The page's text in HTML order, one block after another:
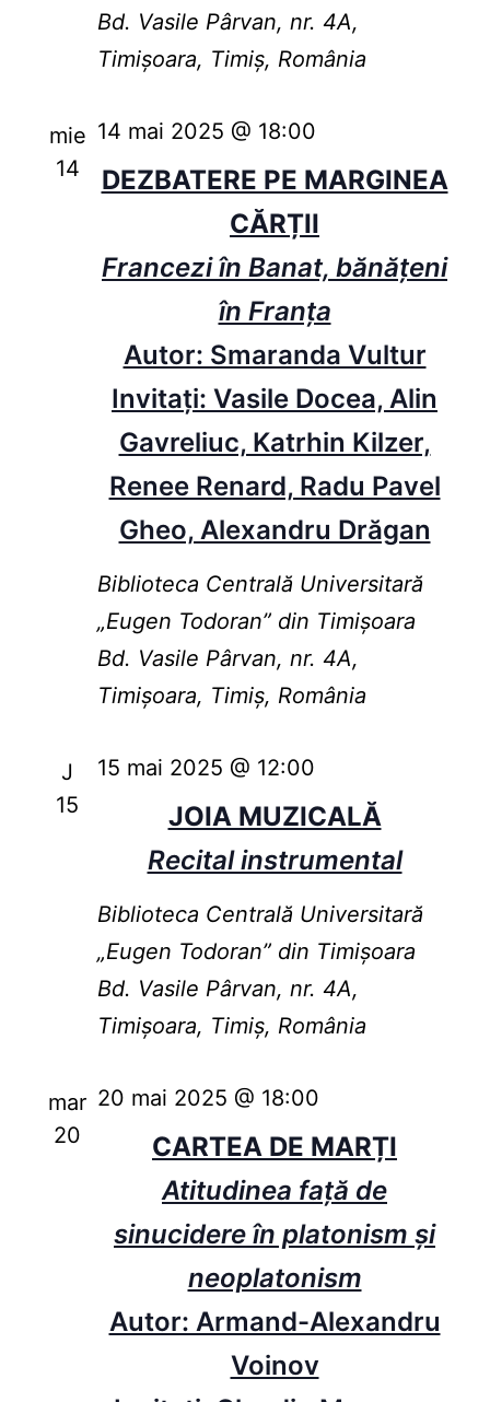
Bd. Vasile Pârvan, nr. 4A,
Timișoara, Timiș, România
mie
14
DEZBATERE PE MARGINEA
CĂRȚII
Francezi în Banat, bănățeni
în Franța
Autor: Smaranda Vultur
Invitați: Vasile Docea, Alin
Gavreliuc, Katrhin Kilzer,
Renee Renard, Radu Pavel
Gheo, Alexandru Drăgan
14 mai 2025 @ 18:00
Biblioteca Centrală Universitară
„Eugen Todoran” din Timişoara
Bd. Vasile Pârvan, nr. 4A,
Timișoara, Timiș, România
J
15
JOIA MUZICALĂ
Recital instrumental
15 mai 2025 @ 12:00
Biblioteca Centrală Universitară
„Eugen Todoran” din Timişoara
Bd. Vasile Pârvan, nr. 4A,
Timișoara, Timiș, România
mar
20
CARTEA DE MARȚI
Atitudinea faţă de
sinucidere în platonism şi
neoplatonism
Autor: Armand-Alexandru
Voinov
20 mai 2025 @ 18:00